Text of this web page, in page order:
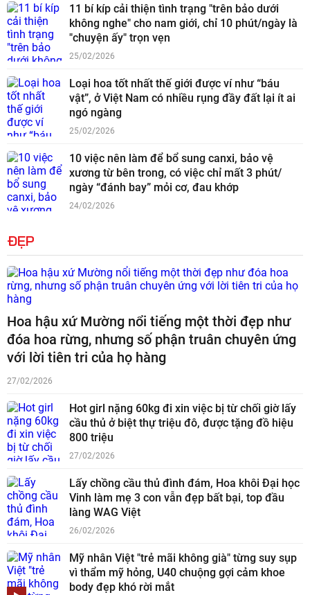
11 bí kíp cải thiện tình trạng "trên bảo dưới
không nghe" cho nam giới, chỉ 10 phút/ngày là
"chuyện ấy" trọn vẹn
25/02/2026
Loại hoa tốt nhất thế giới được ví như “báu
vật”, ở Việt Nam có nhiều rụng đầy đất lại ít ai
ngó ngàng
25/02/2026
10 việc nên làm để bổ sung canxi, bảo vệ
xương từ bên trong, có việc chỉ mất 3 phút/
ngày “đánh bay” mỏi cơ, đau khớp
24/02/2026
ĐẸP
Hoa hậu xứ Mường nổi tiếng một thời đẹp như
đóa hoa rừng, nhưng số phận truân chuyên ứng
với lời tiên tri của họ hàng
27/02/2026
Hot girl nặng 60kg đi xin việc bị từ chối giờ lấy
cầu thủ ở biệt thự triệu đô, được tặng đồ hiệu
800 triệu
27/02/2026
Lấy chồng cầu thủ đình đám, Hoa khôi Đại học
Vinh làm mẹ 3 con vẫn đẹp bất bại, top đầu
làng WAG Việt
26/02/2026
Mỹ nhân Việt "trẻ mãi không già" từng suy sụp
vì thẩm mỹ hỏng, U40 chuộng gợi cảm khoe
body đẹp khó rời mắt